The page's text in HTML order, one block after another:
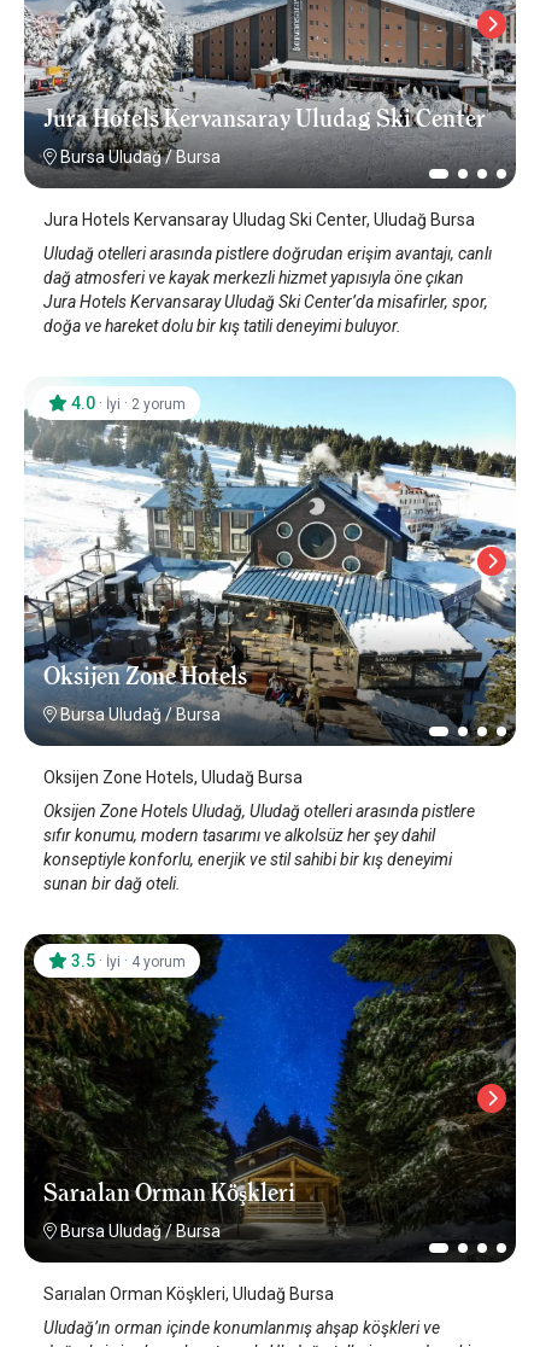
Jura Hotels Kervansaray Uludag Ski Center
Bursa Uludağ/Bursa
Jura Hotels Kervansaray Uludag Ski Center, Uludağ Bursa
Uludağ otelleri arasında pistlere doğrudan erişim avantajı, canlı
dağ atmosferi ve kayak merkezli hizmet yapısıyla öne çıkan
Jura Hotels Kervansaray Uludağ Ski Center’da misafirler, spor,
doğa ve hareket dolu bir kış tatili deneyimi buluyor.
Oksijen Zone Hotels
Bursa Uludağ /Bursa
4.0 · İyi · 2 yorum
Oksijen Zone Hotels, Uludağ Bursa
Oksijen Zone Hotels Uludağ, Uludağ otelleri arasında pistlere
sıfır konumu, modern tasarımı ve alkolsüz her şey dahil
konseptiyle konforlu, enerjik ve stil sahibi bir kış deneyimi
sunan bir dağ oteli.
Sarıalan Orman Köşkleri
Bursa Uludağ/Bursa
3.5 · İyi · 4 yorum
Sarıalan Orman Köşkleri, Uludağ Bursa
Uludağ’ın orman içinde konumlanmış ahşap köşkleri ve